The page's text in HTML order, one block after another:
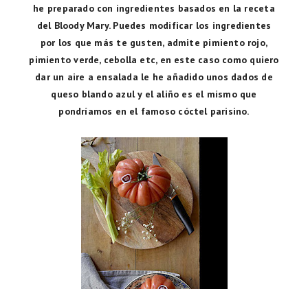
he preparado con ingredientes basados en la receta
del Bloody Mary. Puedes modificar los ingredientes
por los que más te gusten, admite pimiento rojo,
pimiento verde, cebolla etc, en este caso como quiero
dar un aire a ensalada le he añadido unos dados de
queso blando azul y el aliño es el mismo que
pondríamos en el famoso cóctel parisino.